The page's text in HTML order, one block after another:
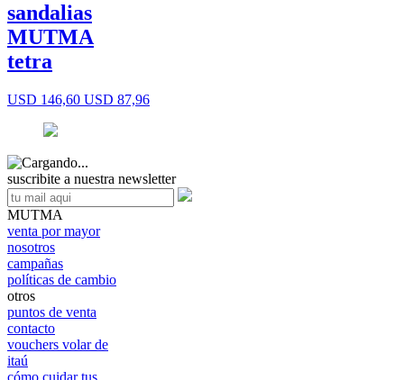
sandalias
MUTMA
tetra
USD 146,60 USD 87,96
suscribite a nuestra newsletter
MUTMA
venta por mayor
nosotros
campañas
políticas de cambio
otros
puntos de venta
contacto
vouchers volar de
itaú
cómo cuidar tus